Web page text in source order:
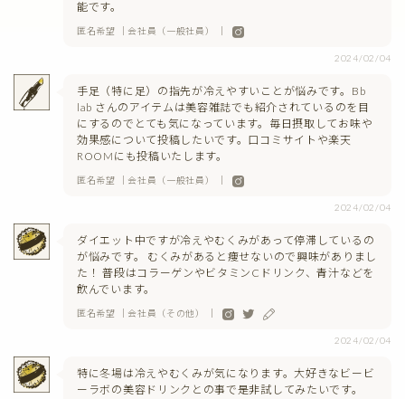
能です。
匿名希望 ｜会社員（一般社員） ｜
2024/02/04
手足（特に足）の指先が冷えやすいことが悩みです。Bb
lab さんのアイテムは美容雑誌でも紹介されているのを目
にするのでとても気になっています。毎日摂取してお味や
効果感について投稿したいです。口コミサイトや楽天
ROOMにも投稿いたします。
匿名希望 ｜会社員（一般社員） ｜
2024/02/04
ダイエット中ですが冷えやむくみがあって停滞しているの
が悩みです。 むくみがあると痩せないので興味がありまし
た！ 普段はコラーゲンやビタミンCドリンク、青汁などを
飲んでいます。
匿名希望 ｜会社員（その他） ｜
2024/02/04
特に冬場は冷えやむくみが気になります。大好きなビービ
ーラボの美容ドリンクとの事で是非試してみたいです。